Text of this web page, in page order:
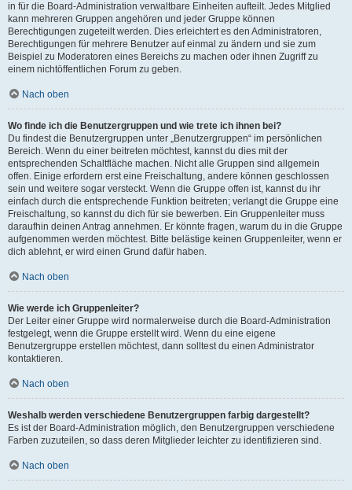
in für die Board-Administration verwaltbare Einheiten aufteilt. Jedes Mitglied
kann mehreren Gruppen angehören und jeder Gruppe können
Berechtigungen zugeteilt werden. Dies erleichtert es den Administratoren,
Berechtigungen für mehrere Benutzer auf einmal zu ändern und sie zum
Beispiel zu Moderatoren eines Bereichs zu machen oder ihnen Zugriff zu
einem nichtöffentlichen Forum zu geben.
Nach oben
Wo finde ich die Benutzergruppen und wie trete ich ihnen bei?
Du findest die Benutzergruppen unter „Benutzergruppen“ im persönlichen
Bereich. Wenn du einer beitreten möchtest, kannst du dies mit der
entsprechenden Schaltfläche machen. Nicht alle Gruppen sind allgemein
offen. Einige erfordern erst eine Freischaltung, andere können geschlossen
sein und weitere sogar versteckt. Wenn die Gruppe offen ist, kannst du ihr
einfach durch die entsprechende Funktion beitreten; verlangt die Gruppe eine
Freischaltung, so kannst du dich für sie bewerben. Ein Gruppenleiter muss
daraufhin deinen Antrag annehmen. Er könnte fragen, warum du in die Gruppe
aufgenommen werden möchtest. Bitte belästige keinen Gruppenleiter, wenn er
dich ablehnt, er wird einen Grund dafür haben.
Nach oben
Wie werde ich Gruppenleiter?
Der Leiter einer Gruppe wird normalerweise durch die Board-Administration
festgelegt, wenn die Gruppe erstellt wird. Wenn du eine eigene
Benutzergruppe erstellen möchtest, dann solltest du einen Administrator
kontaktieren.
Nach oben
Weshalb werden verschiedene Benutzergruppen farbig dargestellt?
Es ist der Board-Administration möglich, den Benutzergruppen verschiedene
Farben zuzuteilen, so dass deren Mitglieder leichter zu identifizieren sind.
Nach oben